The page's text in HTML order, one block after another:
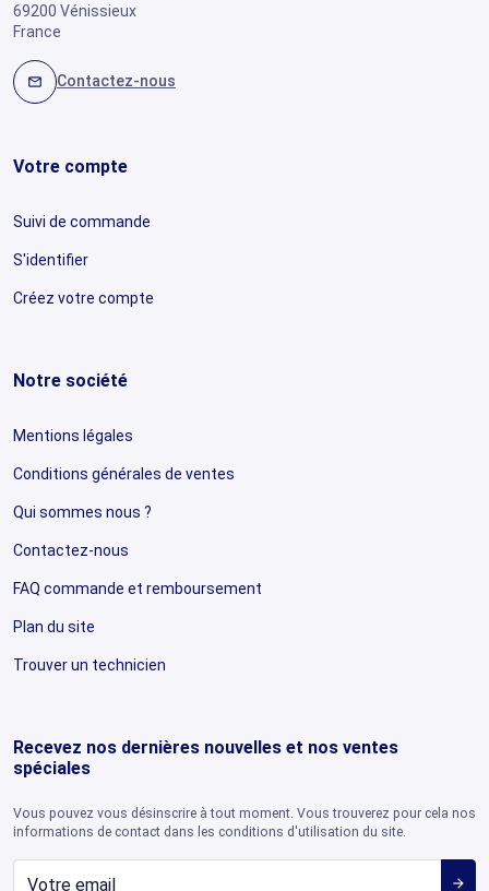
69200 Vénissieux
France
mail Contactez-nous
Votre compte
Suivi de commande
S'identifier
Créez votre compte
Notre société
Mentions légales
Conditions générales de ventes
Qui sommes nous ?
Contactez-nous
FAQ commande et remboursement
Plan du site
Trouver un technicien
Recevez nos dernières nouvelles et nos ventes
spéciales
Vous pouvez vous désinscrire à tout moment. Vous trouverez pour cela nos
informations de contact dans les conditions d'utilisation du site.
arrow_forward